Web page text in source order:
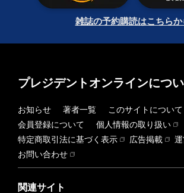
雑誌の予約購読はこちらか
プレジデントオンラインにつ
お知らせ 著者一覧
このサイトについて
会員登録について
個人情報の取り扱い
特定商取引法に基づく表示
広告掲載
お問い合わせ
関連サイト